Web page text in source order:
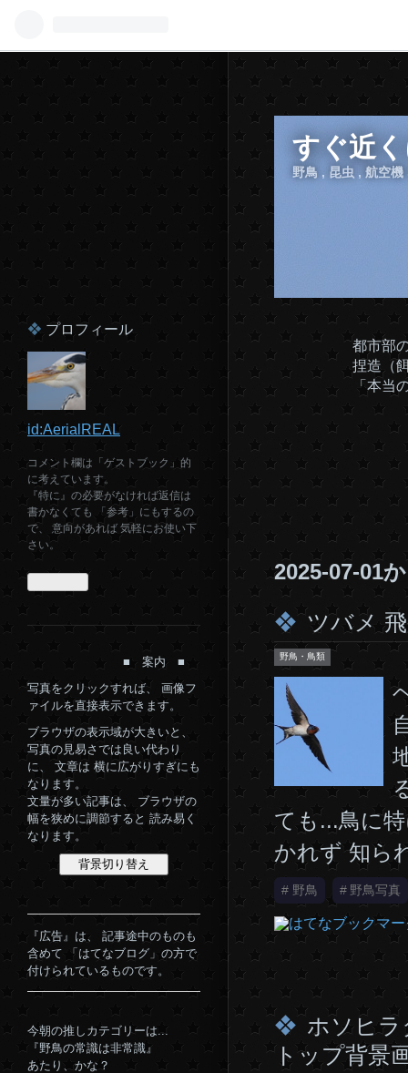
すぐ近
野鳥 , 昆虫 , 航空機
都市部
捏造（
「本当
2025-07-01
ツバメ
野鳥・鳥類
ても...鳥に
かれず 知ら
# 野鳥 # 野鳥写真
ホソヒ
トップ背景
プロフィール
id:AerialREAL
コメント欄は「ゲストブック」的
に考えています。
『特に』の必要がなければ返信は
書かなくても 「参考」にもするの
で、 意向があれば 気軽にお使い下
さい。
■ 案内 ■
写真をクリックすれば、 画像フ
ァイルを直接表示できます。
ブラウザの表示域が大きいと、
写真の見易さでは良い代わり
に、 文章は 横に広がりすぎにも
なります。
文量が多い記事は、 ブラウザの
幅を狭めに調節すると 読み易く
なります。
『広告』は、 記事途中のものも
含めて 「はてなブログ」の方で
付けられているものです。
今朝の推しカテゴリーは...
『野鳥の常識は非常識』
あたり、かな？